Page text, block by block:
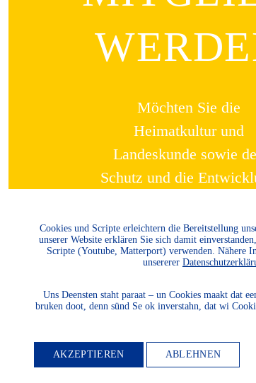
Möchten Sie die
Heimatkultur und
Landeskunde sowie
Schutz und die
unserer
fördern? Dann werden
Mitglied.
WEITER LESEN
Cookies und Scripte erleichtern die Bereitstellung
unserer Website erklären Sie sich damit
Scripte (Youtube, Matterport) verwenden. Nähere
unsererer
Uns Deensten staht paraat – un Cookies maakt dat
bruken doot, denn sünd Se ok inverstahn, dat wi
AKZEPTIEREN ABLEHNEN